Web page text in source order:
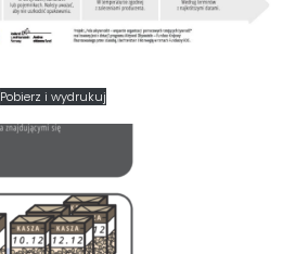
Pobierz i wydrukuj